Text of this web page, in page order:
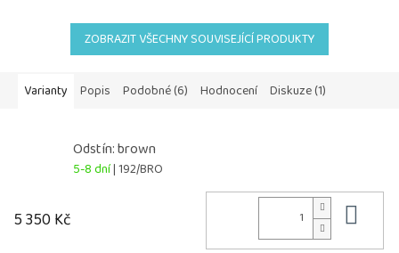
ZOBRAZIT VŠECHNY SOUVISEJÍCÍ PRODUKTY
Varianty Popis Podobné (6) Hodnocení Diskuze (1)
Odstín: brown
5-8 dní| 192/BRO
5 350 Kč